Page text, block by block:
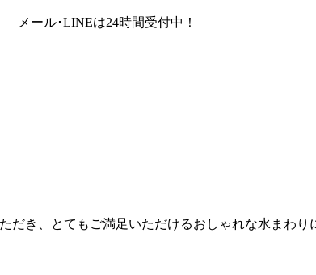
ール･LINEは24時間受付中！
き、とてもご満足いただけるおしゃれな水まわり